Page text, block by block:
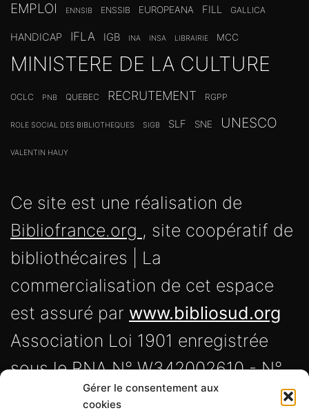
Gérer le consentement aux
cookies
EMPLOI ENNSIB ENSSIB EUROPEANA FILL GALLICA
HANDICAP IFLA IGB INA INSA LIBRAIRIE MCC
MINISTERE DE LA CULTURE
OCLC PNB QUEBEC RECRUTEMENT RGPP
ROLE SOCIAL DES BIBLIOTHEQUES SIGB SLF SNE UNESCO
VALENTIN HAUY
Ce site est une réalisation de
Bibliofrance.org , site coopératif de
bibliothécaires | La
commercialisation de cet espace
est assuré par www.bibliosud.org
Association Loi 1901 enregistrée
sous le RNA N° W342002610 - N°
Siret 838 720 191 00017 -